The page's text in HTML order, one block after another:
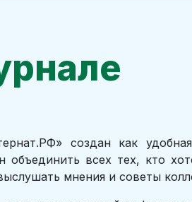
создан как
объединить всех тех, кто
мнения и советы